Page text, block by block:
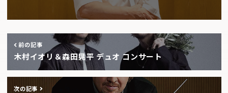
前の記事
木村イオリ＆森田晃平 デュオ コンサート
次の記事